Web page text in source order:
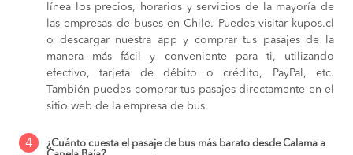
línea los precios, horarios y servicios de la mayoría de
las empresas de buses en Chile. Puedes visitar kupos.cl
o descargar nuestra app y comprar tus pasajes de la
manera más fácil y conveniente para ti, utilizando
efectivo, tarjeta de débito o crédito, PayPal, etc.
También puedes comprar tus pasajes directamente en el
sitio web de la empresa de bus.
4
¿Cuánto cuesta el pasaje de bus más barato desde Calama a